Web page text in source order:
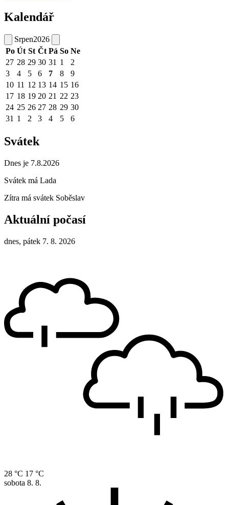
Kalendář
Srpen2026
Po Út St Čt Pá So Ne
27 28 29 30 31 1
2
3
4 5 6 7 8
9
10 11 12 13 14 15 16
17 18 19 20 21 22 23
24 25 26 27 28 29 30
31 1 2 3 4 5 6
Svátek
Dnes je 7.8.2026
Svátek má Lada
Zítra má svátek Soběslav
Aktuální počasí
dnes, pátek 7. 8. 2026
28 °C 17 °C
sobota 8. 8.